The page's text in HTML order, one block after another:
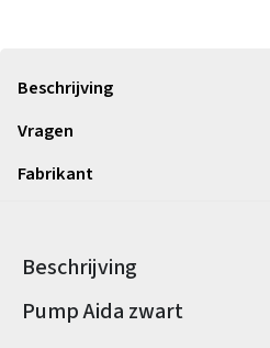
Beschrijving
Vragen
Fabrikant
Beschrijving
Productinformatie
Pump Aida zwart